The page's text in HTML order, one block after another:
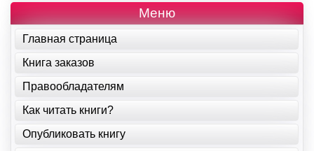
Меню
Главная страница
Книга заказов
Правообладателям
Как читать книги?
Опубликовать книгу